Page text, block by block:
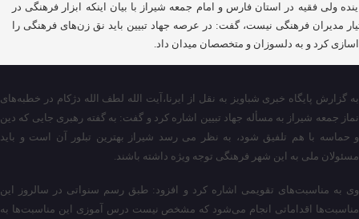
ولی فقیه در استان فارس و امام جمعه شیراز با بیان اینکه ابزار فرهنگی در
مدیران فرهنگی نیست، گفت: در عرصه جهاد تبیین باید نق زن‌های فرهنگی را
کرد و به دلسوزان و متخصصان میدان داد.
به گزارش پایگاه خبری شباویز به نقل از ایرنا،آیت الله لطف الله دژکام در خطبه‌های
نماز جمعه شیراز به مسأله جهاد تبیین اشاره کرد و گفت: به گفته رهبری جایی که دین
و حماسه با هم تلفیق شود، به نظر می رسد شیراز بهترین تبلور آن است و باید
مسئولان ملی به این شهر فرهنگی توجه ویژه داشته باشند.
وی به مناسبت‌های تقویمی اشاره کرد و افزود: طبق رسم سنواتی در سالروز این
مناسبت‌ها اقداماتی انجام می‌شود که مشخص نیست درس آموزی این مناسبت‌ها به